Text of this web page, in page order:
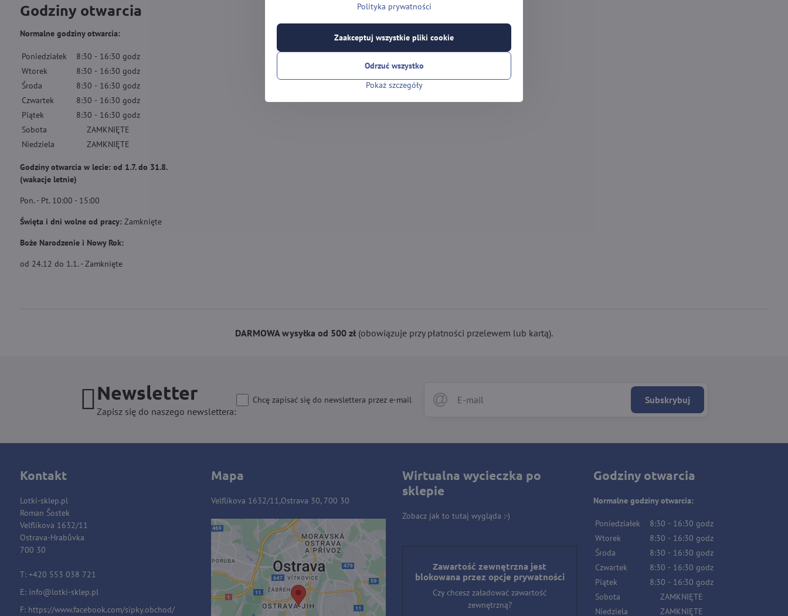
Godziny otwarcia
Normalne godziny otwarcia:
Poniedziałek 8:30 - 16:30 godz
Wtorek
8:30 - 16:30 godz
Środa
8:30 - 16:30 godz
Czwartek
8:30 - 16:30 godz
Piątek
8:30 - 16:30 godz
Sobota
ZAMKNIĘTE
Niedziela
ZAMKNIĘTE
Godziny otwarcia w lecie: od 1.7. do 31.8.
(wakacje letnie)
Pon. - Pt. 10:00 - 15:00
Święta i dni wolne od pracy:Zamknięte
Boże Narodzenie i Nowy Rok:
od 24.12 do 1.1. - Zamknięte
DARMOWA wysyłka od 500 zł(obowiązuje przy płatności przelewem lub kartą).
Newsletter
Zapisz się do naszego newslettera:
Subskrybuj
Chcę zapisać się do newslettera przez e-mail
Kontakt
Lotki-sklep.pl
Roman Šostek
Velflíkova 1632/11
Ostrava-Hrabůvka
700 30
T: +420 553 038 721
E: info@lotki-sklep.pl
F: https://www.facebook.com/sipky.obchod/
Mapa
Velflíkova 1632/11,Ostrava 30, 700 30
Zawartość zewnętrzna jest
blokowana przez opcje
prywatności
Czy chcesz załadować zawartość
zewnętrzną?
Wirtualna wycieczka po
sklepie
Zobacz jak to tutaj wygląda :-)
Zawartość zewnętrzna jest
blokowana przez opcje prywatności
Czy chcesz załadować zawartość
zewnętrzną?
Godziny otwarcia
Normalne godziny otwarcia:
Poniedziałek 8:30 - 16:30 godz
Wtorek
8:30 - 16:30 godz
Środa
8:30 - 16:30 godz
Czwartek
8:30 - 16:30 godz
Piątek
8:30 - 16:30 godz
Sobota
ZAMKNIĘTE
Niedziela
ZAMKNIĘTE
Polityka prywatności
Pokaż szczegóły
Zaakceptuj wszystkie pliki cookie
Odrzuć wszystko